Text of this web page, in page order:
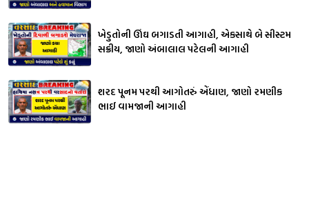
ખેડુતોની ઊંઘ બગાડતી આગાહી, એકસાથે બે સીસ્ટમ
સક્રીય, જાણો અંબાલાલ પટેલની આગાહી
શરદ પૂનમ પરથી આગોતરું એંધાણ, જાણો રમણીક
ભાઈ વામજાની આગાહી